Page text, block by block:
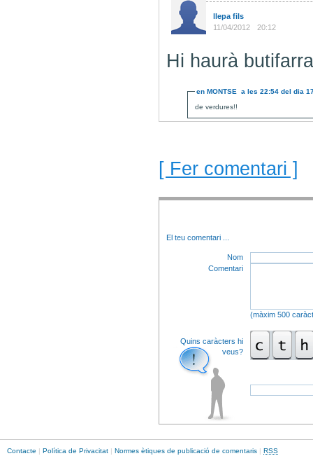
llepa fils
11/04/2012
20:12
Hi haurà
en MONTSE a les22:54 del dia
de verdures!!
[ Fer comentari ]
El teu comentari
Nom
Comentari
(màxim 500
Quins caràcters hi
veus?
Contacte | Política de Privacitat | Normes ètiques de publicació de comentaris | RSS